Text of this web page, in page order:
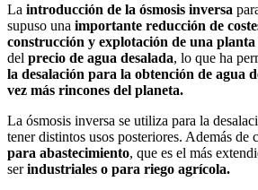
La introducción de la ósmosis inversa
supuso una importante reducción de
construcción y explotación de una planta
del precio de agua desalada, lo que ha
la desalación para la obtención de agua
vez más rincones del planeta.
La ósmosis inversa se utiliza para la
tener distintos usos posteriores. Además de
para abastecimiento, que es el más
serindustriales o para riego agrícola.